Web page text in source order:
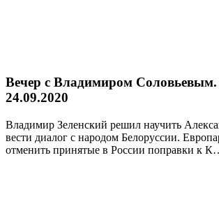
Вечер с Владимиром
24.09.2020
Владимир Зеленский решил научить
вести диалог с народом Белоруссии.
отменить принятые в России поправки к